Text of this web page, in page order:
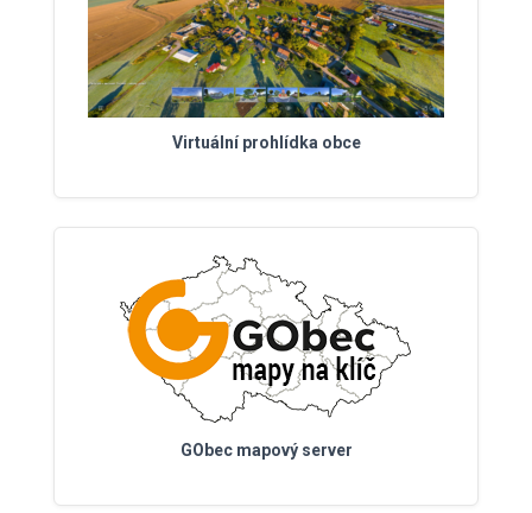
Virtuální prohlídka obce
GObec mapový server